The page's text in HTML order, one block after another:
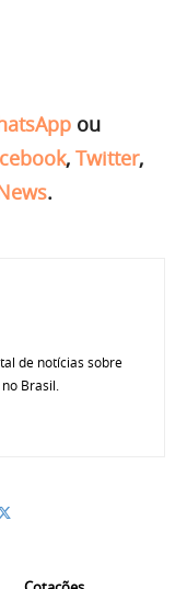
ou
, Twitter,
.
de notícias sobre
Brasil.